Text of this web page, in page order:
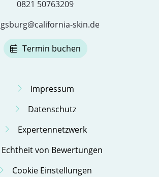
0821 50763209
skin.de
Termin buchen
Impressum
Datenschutz
Expertennetzwerk
Echtheit von Bewertungen
Cookie Einstellungen